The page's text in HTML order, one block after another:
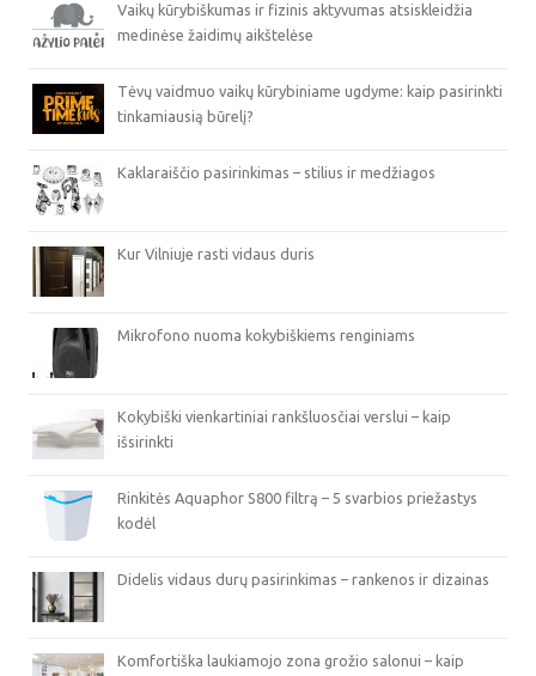
Vaikų kūrybiškumas ir fizinis aktyvumas atsiskleidžia
medinėse žaidimų aikštelėse
Tėvų vaidmuo vaikų kūrybiniame ugdyme: kaip pasirinkti
tinkamiausią būrelį?
Kaklaraiščio pasirinkimas – stilius ir medžiagos
Kur Vilniuje rasti vidaus duris
Mikrofono nuoma kokybiškiems renginiams
Kokybiški vienkartiniai rankšluosčiai verslui – kaip
išsirinkti
Rinkitės Aquaphor S800 filtrą – 5 svarbios priežastys
kodėl
Didelis vidaus durų pasirinkimas – rankenos ir dizainas
Komfortiška laukiamojo zona grožio salonui – kaip